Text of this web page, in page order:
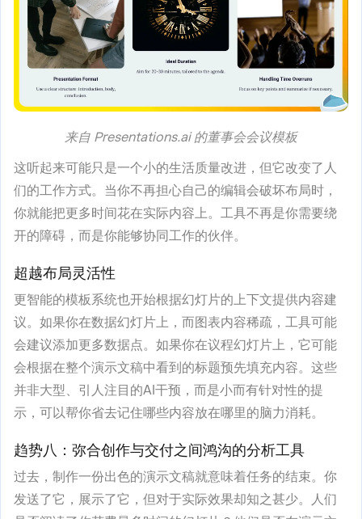
来自 Presentations.ai 的董事会会议模板
这听起来可能只是一个小的生活质量改进，但它改变了人
们的工作方式。当你不再担心自己的编辑会破坏布局时，
你就能把更多时间花在实际内容上。工具不再是你需要绕
开的障碍，而是你能够协同工作的伙伴。
超越布局灵活性
更智能的模板系统也开始根据幻灯片的上下文提供内容建
议。如果你在数据幻灯片上，而图表内容稀疏，工具可能
会建议添加更多数据点。如果你在议程幻灯片上，它可能
会根据在整个演示文稿中看到的标题预先填充内容。这些
并非大型、引人注目的AI干预，而是小而有针对性的提
示，可以帮你省去记住哪些内容放在哪里的脑力消耗。
趋势八：弥合创作与交付之间鸿沟的分析工具
过去，制作一份出色的演示文稿就意味着任务的结束。你
发送了它，展示了它，但对于实际效果却知之甚少。人们